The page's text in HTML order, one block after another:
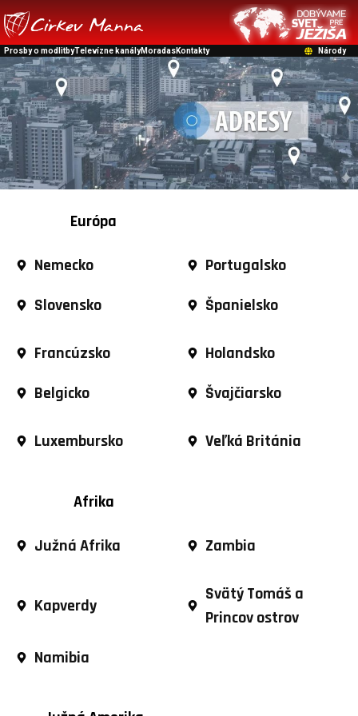
Prosby o modlitbyTelevízne kanályMoradasKontakty Národy
Európa
Nemecko
Portugalsko
Slovensko
Španielsko
Francúzsko
Holandsko
Belgicko
Švajčiarsko
Luxembursko Veľká Británia
Afrika
Južná Afrika Zambia
Kapverdy
Svätý Tomáš a
Princov ostrov
Namibia